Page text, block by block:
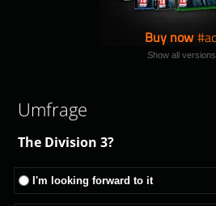
Buy now
Show all versions
Umfrage
The Division 3?
I'm looking forward to it